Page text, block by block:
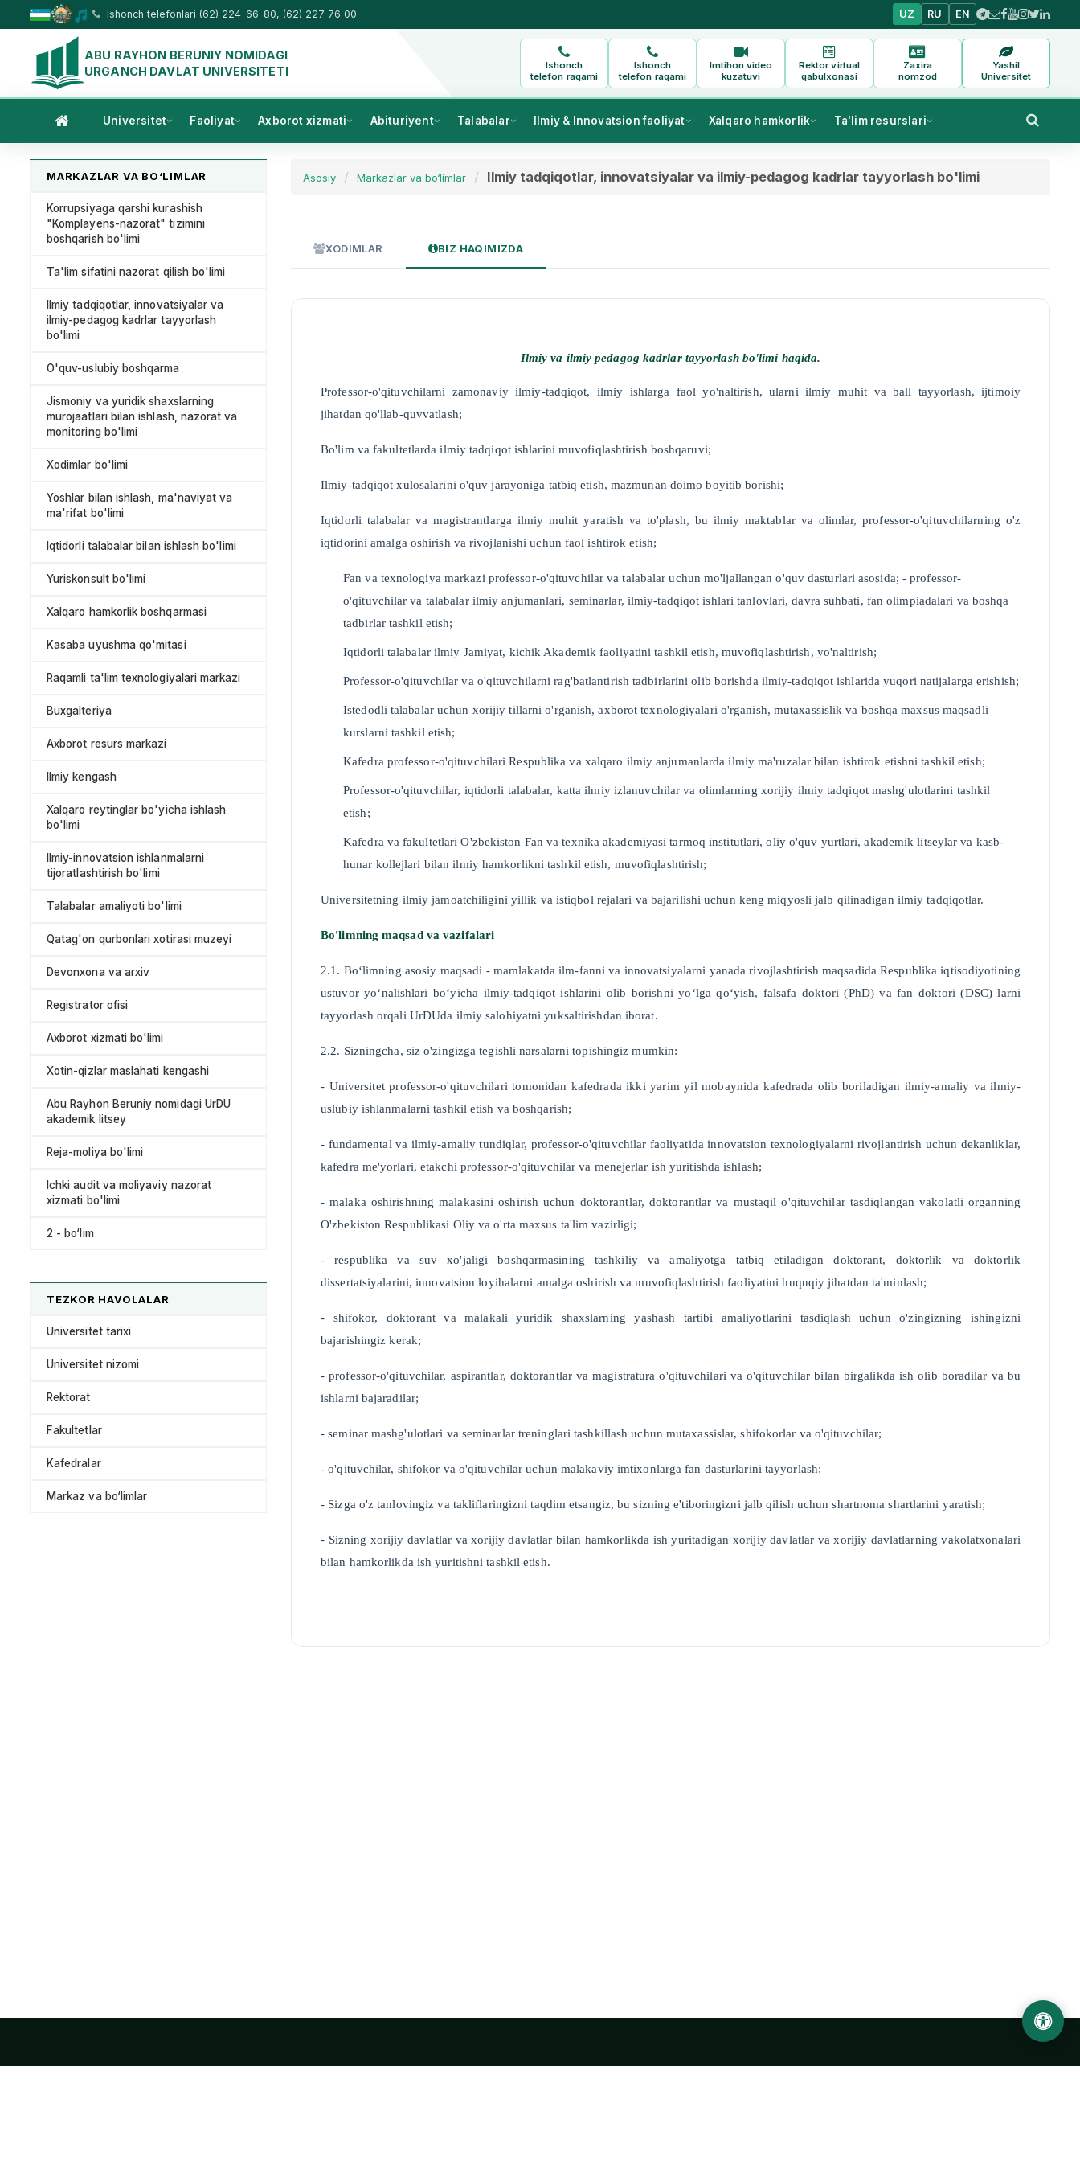
Ishonch telefonlari (62) 224-66-80, (62) 227 76 00 UZ RU EN
ABU RAYHON BERUNIY NOMIDAGI
URGANCH DAVLAT UNIVERSITETI
Ishonch
telefon raqami
Ishonch
telefon raqami
Imtihon video
kuzatuvi
Rektor virtual
qabulxonasi
Zaxira
nomzod
Yashil
Universitet
Universitet Faoliyat Axborot xizmati Abituriyent Talabalar Ilmiy & Innovatsion faoliyat Xalqaro hamkorlik Ta'lim resurslari
Asosiy Markazlar va bo‘limlar Ilmiy tadqiqotlar, innovatsiyalar va ilmiy-pedagog kadrlar tayyorlash bo'limi
XODIMLAR BIZ HAQIMIZDA
Ilmiy va ilmiy pedagog kadrlar tayyorlash bo'limi haqida.
Professor-o'qituvchilarni zamonaviy ilmiy-tadqiqot, ilmiy ishlarga faol yo'naltirish, ularni ilmiy muhit va ball tayyorlash, ijtimoiy
jihatdan qo'llab-quvvatlash;
Bo'lim va fakultetlarda ilmiy tadqiqot ishlarini muvofiqlashtirish boshqaruvi;
Ilmiy-tadqiqot xulosalarini o'quv jarayoniga tatbiq etish, mazmunan doimo boyitib borishi;
Iqtidorli talabalar va magistrantlarga ilmiy muhit yaratish va to'plash, bu ilmiy maktablar va olimlar, professor-o'qituvchilarning o'z
iqtidorini amalga oshirish va rivojlanishi uchun faol ishtirok etish;
Fan va texnologiya markazi professor-o'qituvchilar va talabalar uchun mo'ljallangan o'quv dasturlari asosida; - professor-
o'qituvchilar va talabalar ilmiy anjumanlari, seminarlar, ilmiy-tadqiqot ishlari tanlovlari, davra suhbati, fan olimpiadalari va boshqa
tadbirlar tashkil etish;
Iqtidorli talabalar ilmiy Jamiyat, kichik Akademik faoliyatini tashkil etish, muvofiqlashtirish, yo'naltirish;
Professor-o'qituvchilar va o'qituvchilarni rag'batlantirish tadbirlarini olib borishda ilmiy-tadqiqot ishlarida yuqori natijalarga erishish;
Istedodli talabalar uchun xorijiy tillarni o'rganish, axborot texnologiyalari o'rganish, mutaxassislik va boshqa maxsus maqsadli
kurslarni tashkil etish;
Kafedra professor-o'qituvchilari Respublika va xalqaro ilmiy anjumanlarda ilmiy ma'ruzalar bilan ishtirok etishni tashkil etish;
Professor-o'qituvchilar, iqtidorli talabalar, katta ilmiy izlanuvchilar va olimlarning xorijiy ilmiy tadqiqot mashg'ulotlarini tashkil
etish;
Kafedra va fakultetlari O'zbekiston Fan va texnika akademiyasi tarmoq institutlari, oliy o'quv yurtlari, akademik litseylar va kasb-
hunar kollejlari bilan ilmiy hamkorlikni tashkil etish, muvofiqlashtirish;
Universitetning ilmiy jamoatchiligini yillik va istiqbol rejalari va bajarilishi uchun keng miqyosli jalb qilinadigan ilmiy tadqiqotlar.
Bo'limning maqsad va vazifalari
2.1. Bo‘limning asosiy maqsadi - mamlakatda ilm-fanni va innovatsiyalarni yanada rivojlashtirish maqsadida Respublika iqtisodiyotining
ustuvor yo‘nalishlari bo‘yicha ilmiy-tadqiqot ishlarini olib borishni yo‘lga qo‘yish, falsafa doktori (PhD) va fan doktori (DSC) larni
tayyorlash orqali UrDUda ilmiy salohiyatni yuksaltirishdan iborat.
2.2. Sizningcha, siz o'zingizga tegishli narsalarni topishingiz mumkin:
- Universitet professor-o'qituvchilari tomonidan kafedrada ikki yarim yil mobaynida kafedrada olib boriladigan ilmiy-amaliy va ilmiy-
uslubiy ishlanmalarni tashkil etish va boshqarish;
- fundamental va ilmiy-amaliy tundiqlar, professor-o'qituvchilar faoliyatida innovatsion texnologiyalarni rivojlantirish uchun dekanliklar,
kafedra me'yorlari, etakchi professor-o'qituvchilar va menejerlar ish yuritishda ishlash;
- malaka oshirishning malakasini oshirish uchun doktorantlar, doktorantlar va mustaqil o'qituvchilar tasdiqlangan vakolatli organning
O'zbekiston Respublikasi Oliy va o'rta maxsus ta'lim vazirligi;
- respublika va suv xo'jaligi boshqarmasining tashkiliy va amaliyotga tatbiq etiladigan doktorant, doktorlik va doktorlik
dissertatsiyalarini, innovatsion loyihalarni amalga oshirish va muvofiqlashtirish faoliyatini huquqiy jihatdan ta'minlash;
- shifokor, doktorant va malakali yuridik shaxslarning yashash tartibi amaliyotlarini tasdiqlash uchun o'zingizning ishingizni
bajarishingiz kerak;
- professor-o'qituvchilar, aspirantlar, doktorantlar va magistratura o'qituvchilari va o'qituvchilar bilan birgalikda ish olib boradilar va bu
ishlarni bajaradilar;
- seminar mashg'ulotlari va seminarlar treninglari tashkillash uchun mutaxassislar, shifokorlar va o'qituvchilar;
- o'qituvchilar, shifokor va o'qituvchilar uchun malakaviy imtixonlarga fan dasturlarini tayyorlash;
- Sizga o'z tanlovingiz va takliflaringizni taqdim etsangiz, bu sizning e'tiboringizni jalb qilish uchun shartnoma shartlarini yaratish;
- Sizning xorijiy davlatlar va xorijiy davlatlar bilan hamkorlikda ish yuritadigan xorijiy davlatlar va xorijiy davlatlarning vakolatxonalari
bilan hamkorlikda ish yuritishni tashkil etish.
MARKAZLAR VA BO‘LIMLAR
Korrupsiyaga qarshi kurashish
"Komplayens-nazorat" tizimini
boshqarish bo'limi
Ta'lim sifatini nazorat qilish bo'limi
Ilmiy tadqiqotlar, innovatsiyalar va
ilmiy-pedagog kadrlar tayyorlash
bo'limi
O'quv-uslubiy boshqarma
Jismoniy va yuridik shaxslarning
murojaatlari bilan ishlash, nazorat va
monitoring bo'limi
Xodimlar bo'limi
Yoshlar bilan ishlash, ma'naviyat va
ma'rifat bo'limi
Iqtidorli talabalar bilan ishlash bo'limi
Yuriskonsult bo'limi
Xalqaro hamkorlik boshqarmasi
Kasaba uyushma qo'mitasi
Raqamli ta'lim texnologiyalari markazi
Buxgalteriya
Axborot resurs markazi
Ilmiy kengash
Xalqaro reytinglar bo'yicha ishlash
bo'limi
Ilmiy-innovatsion ishlanmalarni
tijoratlashtirish bo'limi
Talabalar amaliyoti bo'limi
Qatag'on qurbonlari xotirasi muzeyi
Devonxona va arxiv
Registrator ofisi
Axborot xizmati bo'limi
Xotin-qizlar maslahati kengashi
Abu Rayhon Beruniy nomidagi UrDU
akademik litsey
Reja-moliya bo'limi
Ichki audit va moliyaviy nazorat
xizmati bo'limi
2 - bo‘lim
TEZKOR HAVOLALAR
Universitet tarixi
Universitet nizomi
Rektorat
Fakultetlar
Kafedralar
Markaz va bo‘limlar